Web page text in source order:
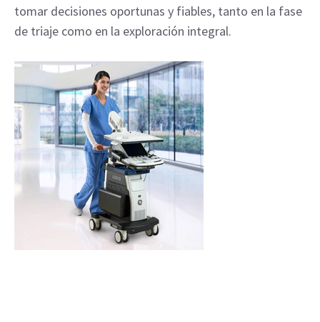
tomar decisiones oportunas y fiables, tanto en la fase
de triaje como en la exploración integral.